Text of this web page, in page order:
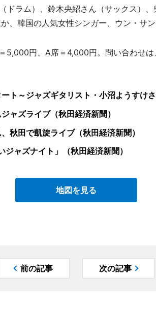
ドラム）、鈴木央紹さん（サックス）
、韓国の人気女性シンガー、ウン・サン
5,000円、A席＝4,000円。問い合わせは
ト～ジャズギタリスト・小沼ようすけ
ャズライブ（秋田経済新聞）
秋田で凱旋ライブ（秋田経済新聞）
ャズナイト」（秋田経済新聞）
地図を見る
前の記事 次の記事